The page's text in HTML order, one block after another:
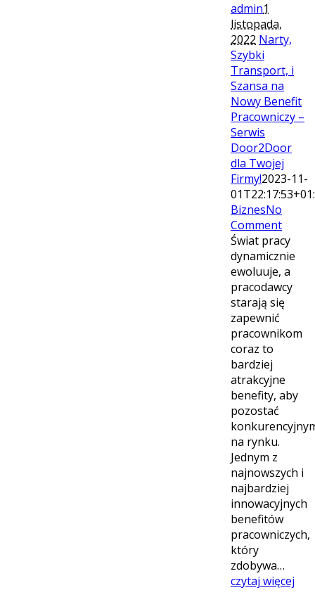
admin1
listopada,
2022 Narty,
Szybki
Transport, i
Szansa na
Nowy Benefit
Pracowniczy –
Serwis
Door2Door
dla Twojej
Firmy!2023-11-
BiznesNo
Comment
Świat pracy
dynamicznie
ewoluuje, a
pracodawcy
starają się
zapewnić
pracownikom
coraz to
bardziej
atrakcyjne
benefity, aby
pozostać
na rynku.
Jednym z
najnowszych i
najbardziej
innowacyjnych
benefitów
pracowniczych,
który
zdobywa…
czytaj więcej